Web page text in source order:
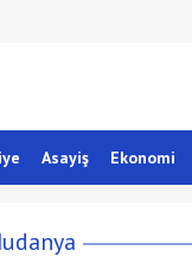
Asayiş Ekonomi